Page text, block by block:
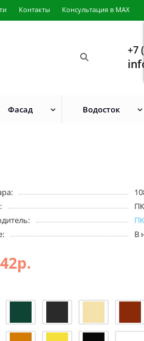
Контакты Консультация в MAX
+7
Фасад Водосток
В
42р.